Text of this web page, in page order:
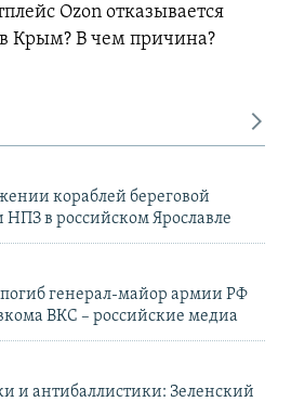
Ozon отказывается
в Крым? В чем причина?
кораблей береговой
в российском Ярославле
генерал-майор армии РФ
ВКС – российские медиа
и антибаллистики: Зеленский